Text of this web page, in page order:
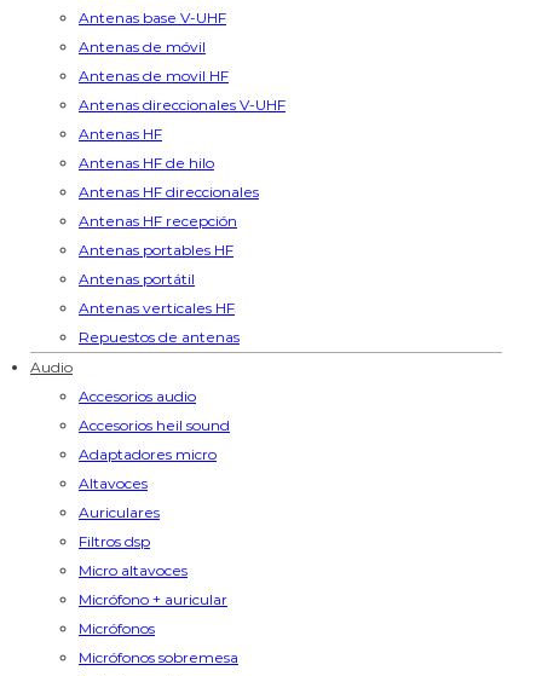
Antenas base V-UHF
Antenas de móvil
Antenas de movil HF
Antenas direccionales V-UHF
Antenas HF
Antenas HF de hilo
Antenas HF direccionales
Antenas HF recepción
Antenas portables HF
Antenas portátil
Antenas verticales HF
Repuestos de antenas
Audio
Accesorios audio
Accesorios heil sound
Adaptadores micro
Altavoces
Auriculares
Filtros dsp
Micro altavoces
Micrófono + auricular
Micrófonos
Micrófonos sobremesa